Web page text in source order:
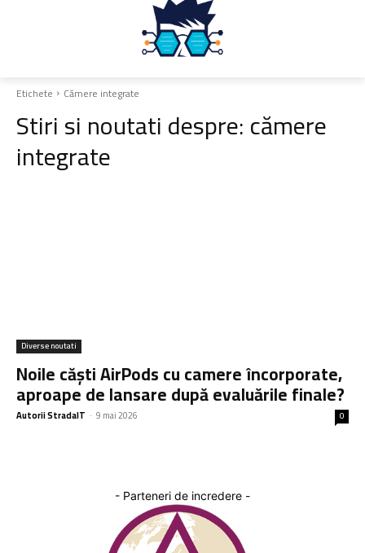
Etichete Cămere integrate
Stiri si noutati despre:cămere
integrate
Diverse noutati
Noile căști AirPods cu camere încorporate,
aproape de lansare după evaluările finale?
Autorii StradaIT - 9 mai 2026 0
- Parteneri de incredere -